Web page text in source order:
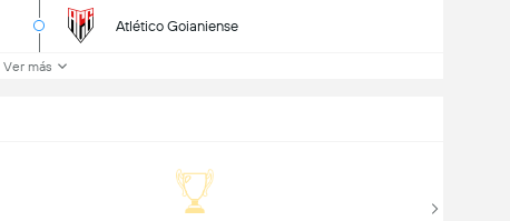
Atlético Goianiense
Ver más